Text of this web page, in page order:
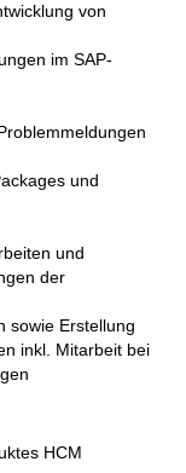
von
im SAP-
und
und
der
sowie Erstellung
inkl. Mitarbeit bei
HCM